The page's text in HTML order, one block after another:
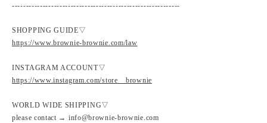
------------------------------------------------------------
SHOPPING GUIDE▽
https://www.brownie-brownie.com/law
INSTAGRAM ACCOUNT▽
https://www.instagram.com/store__brownie
WORLD WIDE SHIPPING▽
please contact → info@brownie-brownie.com